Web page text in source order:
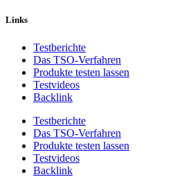
Links
Testberichte
Das TSO-Verfahren
Produkte testen lassen
Testvideos
Backlink
Testberichte
Das TSO-Verfahren
Produkte testen lassen
Testvideos
Backlink